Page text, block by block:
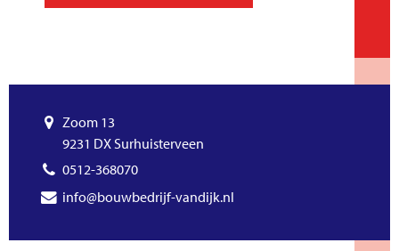
Zoom 13
9231 DX Surhuisterveen
0512-368070
info@bouwbedrijf-vandijk.nl